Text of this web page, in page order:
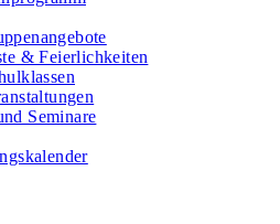
& Feierlichkeiten
Seminare